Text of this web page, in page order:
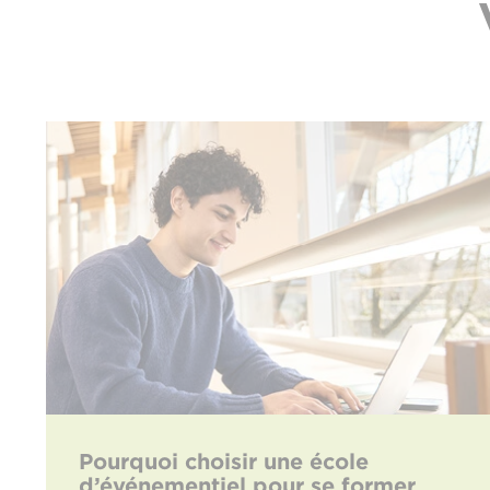
Pourquoi choisir une école